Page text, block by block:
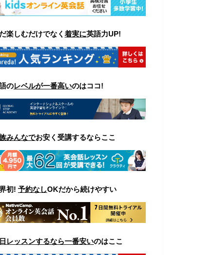
楽しむだけでなく 着実に英語力UP!
のレベルが一番高いのはココ!
みんなでお安く受講するならここ
初! 予約なしOKだから続けやすい
レッスンするなら一番安いのはここ